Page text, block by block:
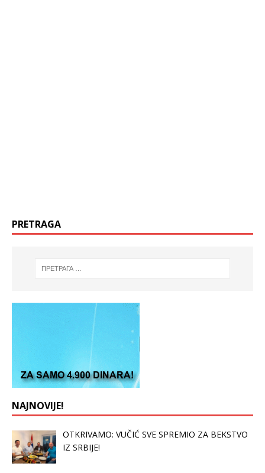
PRETRAGA
NAJNOVIJE!
OTKRIVAMO: VUČIĆ SVE SPREMIO ZA BEKSTVO
IZ SRBIJE!